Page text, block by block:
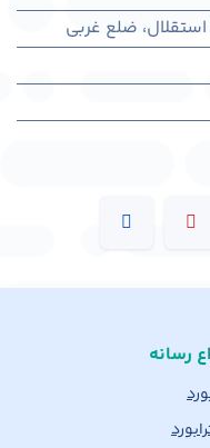
ضلع غربی
رسانه